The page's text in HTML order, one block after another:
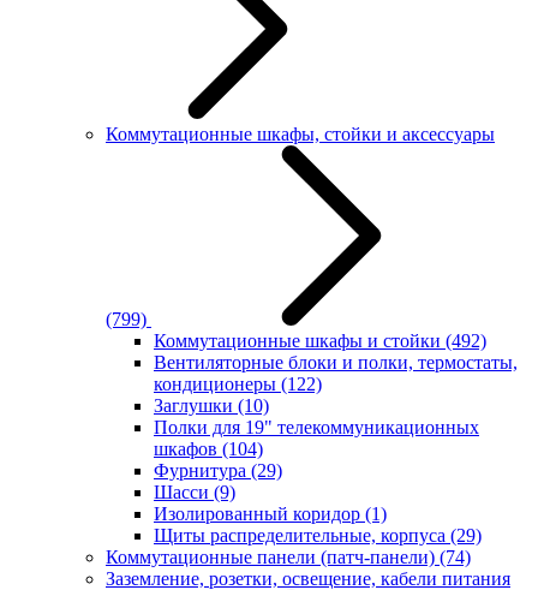
Коммутационные шкафы, стойки и аксессуары
(799)
Коммутационные шкафы и стойки (492)
Вентиляторные блоки и полки, термостаты,
кондиционеры (122)
Заглушки (10)
Полки для 19" телекоммуникационных
шкафов (104)
Фурнитура (29)
Шасси (9)
Изолированный коридор (1)
Щиты распределительные, корпуса (29)
Коммутационные панели (патч-панели) (74)
Заземление, розетки, освещение, кабели питания